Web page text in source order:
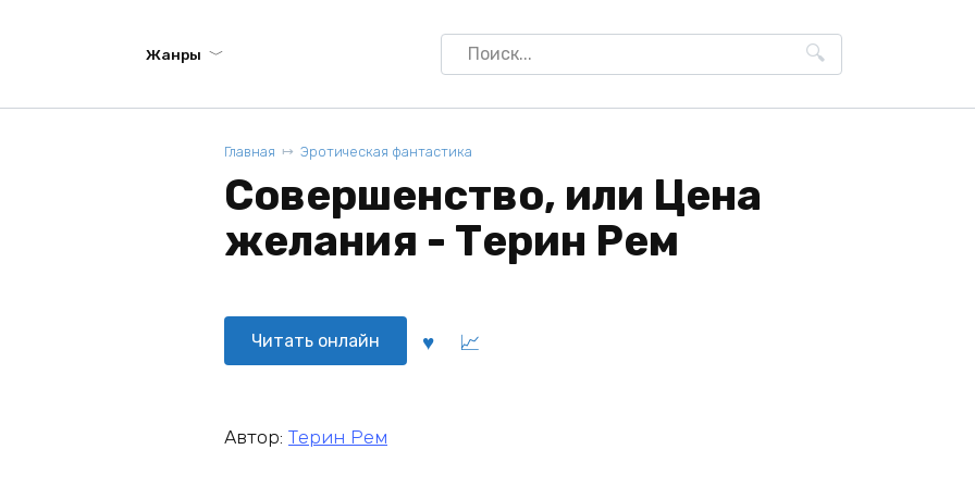
Жанры
Search
for:
Главная Эротическая фантастика
Совершенство, или Цена
желания - Терин Рем
Читать онлайн
Автор: Терин Рем